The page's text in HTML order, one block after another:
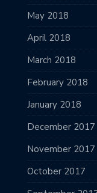
May 2018
April 2018
March 2018
February 2018
January 2018
December 2017
November 2017
October 2017